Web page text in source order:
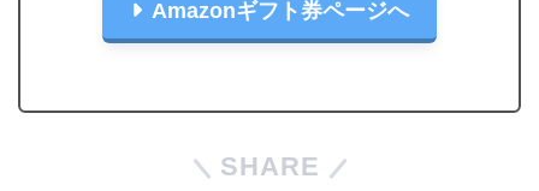
Amazonギフト券ページへ
SHARE